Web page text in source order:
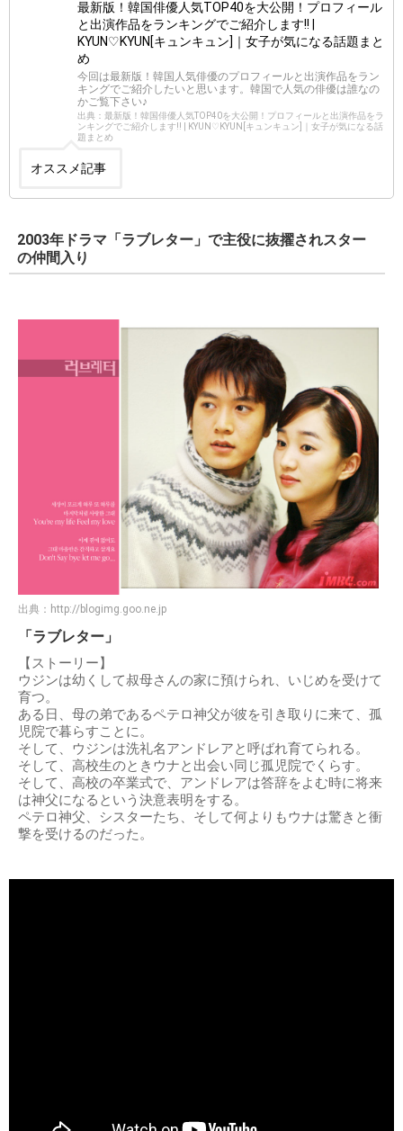
最新版！韓国俳優人気TOP40を大公開！プロフィール
と出演作品をランキングでご紹介します!! |
KYUN♡KYUN[キュンキュン]｜女子が気になる話題まと
め
今回は最新版！韓国人気俳優のプロフィールと出演作品をラン
キングでご紹介したいと思います。韓国で人気の俳優は誰なの
かご覧下さい♪
出典：最新版！韓国俳優人気TOP40を大公開！プロフィールと出演作品をラ
ンキングでご紹介します!! | KYUN♡KYUN[キュンキュン]｜女子が気になる話
題まとめ
オススメ記事
2003年ドラマ「ラブレター」で主役に抜擢されスター
の仲間入り
出典： http://blogimg.goo.ne.jp
「ラブレター」
【ストーリー】
ウジンは幼くして叔母さんの家に預けられ、いじめを受けて
育つ。
ある日、母の弟であるペテロ神父が彼を引き取りに来て、孤
児院で暮らすことに。
そして、ウジンは洗礼名アンドレアと呼ばれ育てられる。
そして、高校生のときウナと出会い同じ孤児院でくらす。
そして、高校の卒業式で、アンドレアは答辞をよむ時に将来
は神父になるという決意表明をする。
ペテロ神父、シスターたち、そして何よりもウナは驚きと衝
撃を受けるのだった。